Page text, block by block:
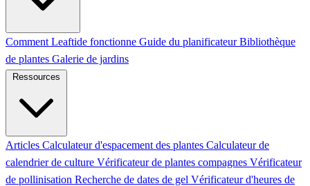
Comment Leaftide fonctionne Guide du planificateurBibliothèque
de plantes Galerie de jardins
Ressources
Articles Calculateur d'espacement des plantes Calculateur de
calendrier de culture Vérificateur de plantes compagnes Vérificateur
de pollinisation Recherche de dates de gel Vérificateur d'heures de